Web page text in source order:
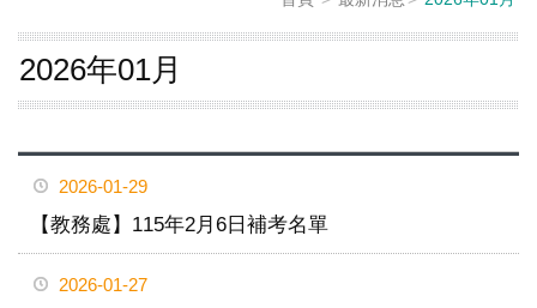
2026年01月
2026-01-29
【教務處】115年2月6日補考名單
2026-01-27